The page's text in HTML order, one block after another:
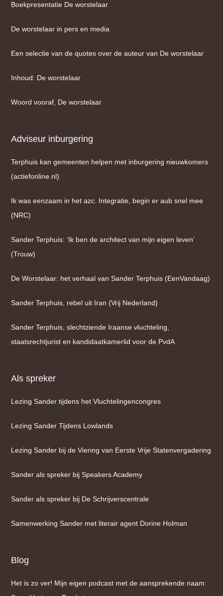
Boekpresentatie De worstelaar
De worstelaar in pers en media
Een selectie van de quotes over de auteur van De worstelaar
Inhoud: De worstelaar
Woord vooraf, De worstelaar
Adviseur inburgering
Terphuis kan gemeenten helpen met inburgering nieuwkomers
(actiefonline.nl)
Ik was eenzaam in het azc. Integratie, begin er aub snel mee
(NRC)
Sander Terphuis: ‘Ik ben de architect van mijn eigen leven’
(Trouw)
De Worstelaar: het verhaal van Sander Terphuis (EenVandaag)
Sander Terphuis, rebel uit Iran (Vrij Nederland)
Sander Terphuis, slechtziende Iraanse vluchteling,
staatsrechtjurist en kandidaatkamerlid voor de PvdA
Als spreker
Lezing Sander tijdens het Vluchtelingencongres
Lezing Sander Tijdens Lowlands
Lezing Sander bij de Viering van Eerste Vrije Statenvergadering
Sander als spreker bij Speakers Academy
Sander als spreker bij De Schrijverscentrale
Samenwerking Sander met literair agent Dorine Holman
Blog
Het is zo ver! Mijn eigen podcast met de aansprekende naam: